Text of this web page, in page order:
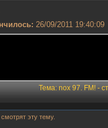
26/09/2011 19:40:09
Тема: nox 97. FM! -
эту тему.